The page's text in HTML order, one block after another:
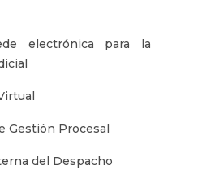
electrónica para la
Gestión Procesal
del Despacho